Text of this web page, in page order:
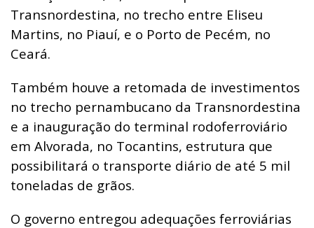
Transnordestina, no trecho entre Eliseu
Martins, no Piauí, e o Porto de Pecém, no
Ceará.
Também houve a retomada de investimentos
no trecho pernambucano da Transnordestina
e a inauguração do terminal rodoferroviário
em Alvorada, no Tocantins, estrutura que
possibilitará o transporte diário de até 5 mil
toneladas de grãos.
O governo entregou adequações ferroviárias